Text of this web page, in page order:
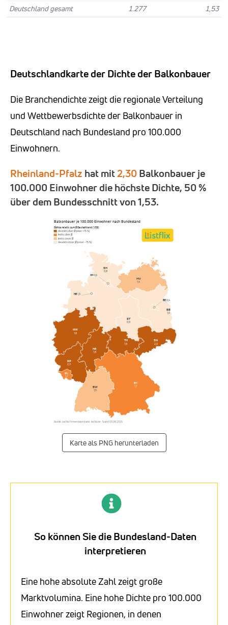
Deutschland gesamt
1.277 1,53
Deutschlandkarte der Dichte der Balkonbauer
Die Branchendichte zeigt die regionale Verteilung
und Wettbewerbsdichte der Balkonbauer in
Deutschland nach Bundesland pro 100.000
Einwohnern.
Rheinland-Pfalz hat mit2,30 Balkonbauer je
100.000 Einwohner die höchste Dichte, 50 %
über dem Bundesschnitt von 1,53.
Balkonbauer je 100.000 Einwohner nach Bundesland
Dichte relativ zum Ø Deutschland (1,53)
deutlich über Ø (über +15 %)
leicht über Ø
leicht unter Ø
deutlich unter Ø (unter −15 %)
BW
1,5
BY
1,7
BB
1,0
HE
1,8
MV
1,4
NI
1,2
NW
1,8
RP
2,3
SL
1,7
ST
0,9
SN
2,0
SH
0,8
TH
1,8
BE0,4
HB1,3
HH0,6
Quelle: Listflix-Firmendatenbank · listflix.de · Stand 09.08.2026
Karte als PNG herunterladen
So können Sie die Bundesland-Daten
interpretieren
Eine hohe absolute Zahl zeigt große
Marktvolumina. Eine hohe Dichte pro 100.000
Einwohner zeigt Regionen, in denen